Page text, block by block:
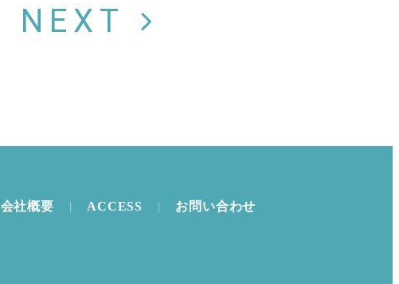
NEXT
会社概要 ACCESS お問い合わせ